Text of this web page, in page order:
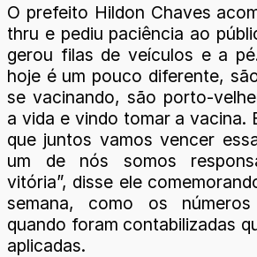
O prefeito Hildon Chaves
thru e pediu paciência ao
gerou filas de veículos e a
hoje é um pouco diferente,
se vacinando, são porto-
a vida e vindo tomar a vacina.
que juntos vamos vencer
um de nós somos
vitória”, disse ele
semana, como os
quando foram contabilizadas
aplicadas.